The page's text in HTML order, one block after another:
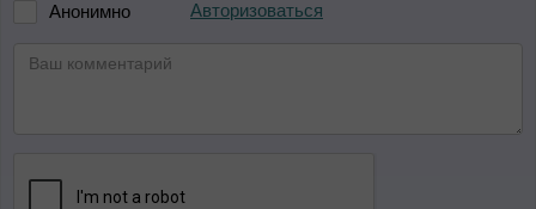
Анонимно Авторизоваться